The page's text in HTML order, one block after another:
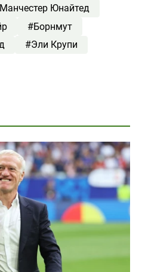
Юнайтед
#Борнмут
#Эли Крупи